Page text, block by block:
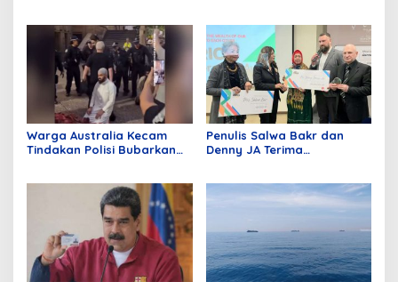
AS
Warga Australia Kecam
Tindakan Polisi Bubarkan
Penulis Salwa Bakr dan
Denny JA Terima
Juta